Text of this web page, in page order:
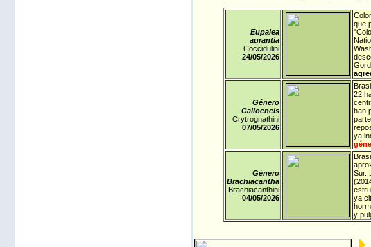
Eupalea
aurantia
Coccidulini
24/05/2026
que
Género
Calloeneis
Crytrognathini
07/05/2026
22
han
ya
Género
Brachiacantha
Brachiacanthini
04/05/2026
Sur.
ya
y